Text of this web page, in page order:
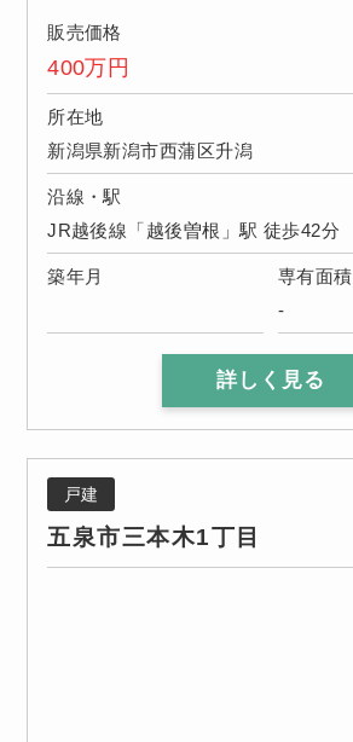
販売価格
400万円
所在地
新潟県新潟市西蒲区升潟
沿線・駅
JR越後線「越後曽根」駅 徒歩42分
築年月
専有面積
-
詳しく見る
戸建
五泉市三本木1丁目